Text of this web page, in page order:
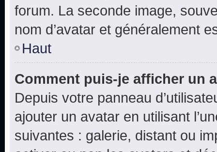
forum. La seconde image,
nom d’avatar et généralement
Haut
Comment puis-je afficher un
Depuis votre panneau
ajouter un avatar en utilisant
suivantes : galerie, distant ou